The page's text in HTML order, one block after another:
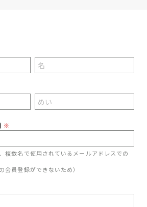
※
複数名で使用されているメールアドレスでの
会員登録ができないため）